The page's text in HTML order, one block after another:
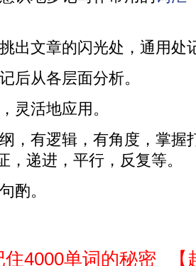
出文章的闪光处，通用处
后从各层面分析。
灵活地应用。
，有逻辑，有角度，掌握
，递进，平行，反复等。
酌。
住4000单词的秘密